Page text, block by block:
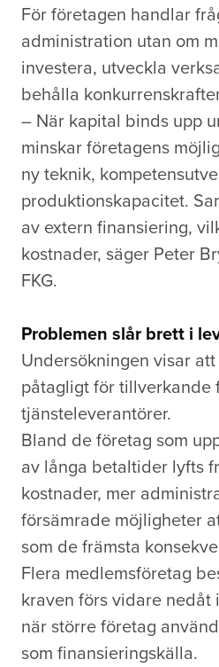
För företagen handlar
administration utan om
investera, utveckla
behålla
– När kapital binds upp
minskar företagens
ny teknik,
produktionskapacitet.
av extern finansiering,
kostnader, säger Peter
FKG.
Problemen slår brett i
Undersökningen visar
påtagligt för tillverkande
tjänsteleverantörer.
Bland de företag som
av långa betaltider lyfts
kostnader, mer
försämrade möjligheter
som de främsta
Flera medlemsföretag
kraven förs vidare
när större företag
som finansieringskälla.